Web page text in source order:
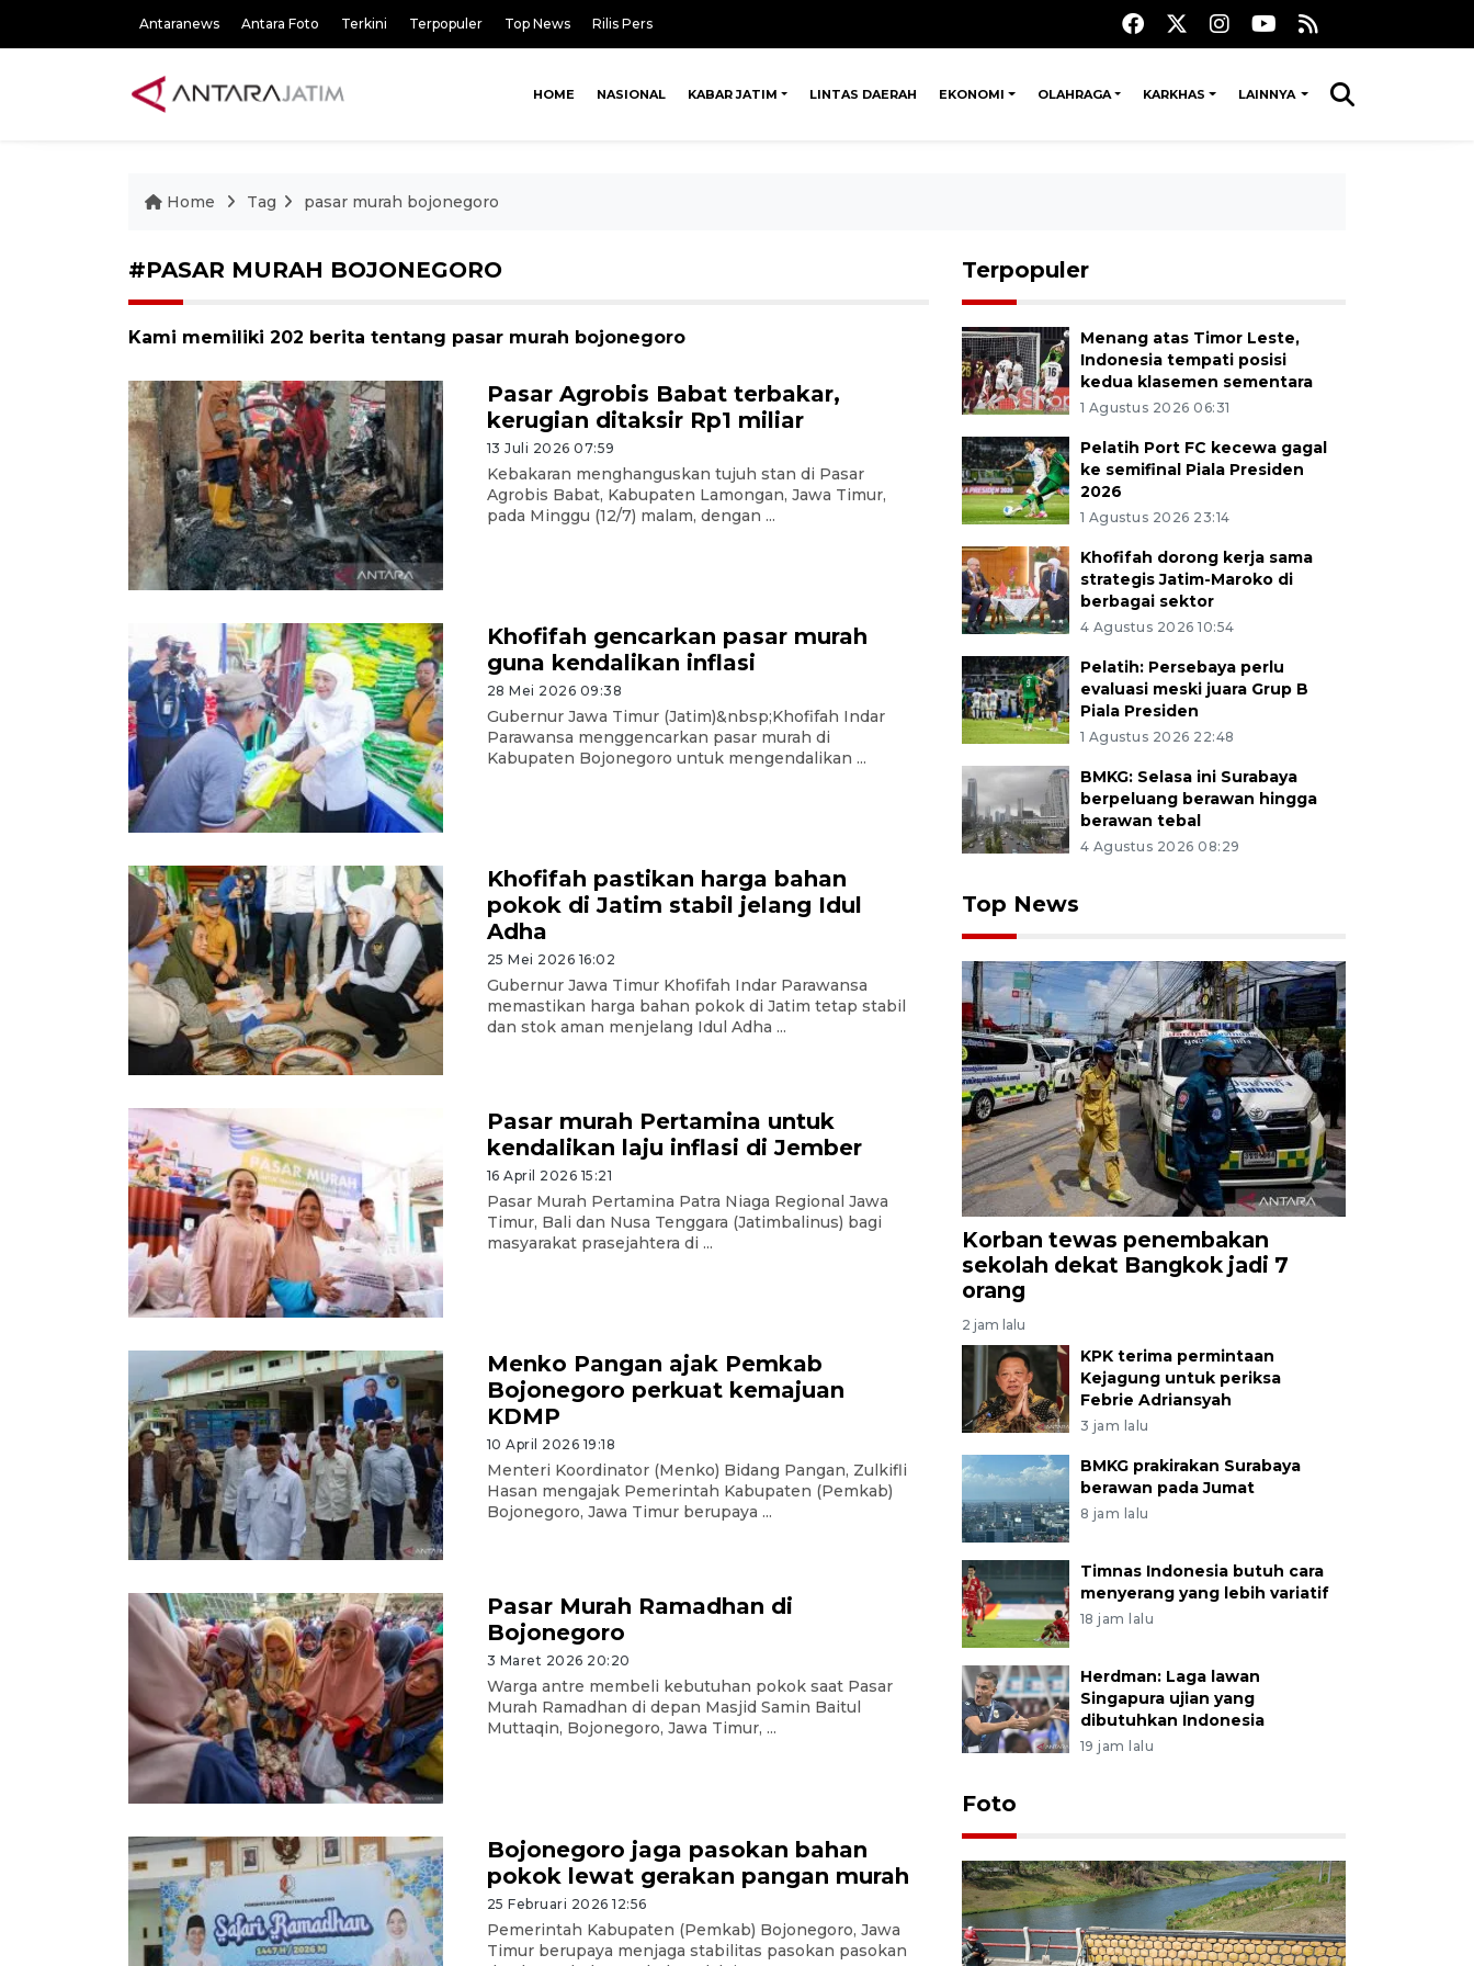
Antaranews Antara Foto Terkini Terpopuler Top News Rilis Pers
HOME NASIONAL KABAR JATIM LINTAS DAERAH EKONOMI OLAHRAGA KARKHAS LAINNYA
Home Tag pasar murah bojonegoro
#PASAR MURAH BOJONEGORO
Kami memiliki 202 berita tentang pasar murah bojonegoro
Pasar Agrobis Babat terbakar,
kerugian ditaksir Rp1 miliar
13 Juli 2026 07:59
Kebakaran menghanguskan tujuh stan di Pasar
Agrobis Babat, Kabupaten Lamongan, Jawa Timur,
pada Minggu (12/7) malam, dengan ...
Khofifah gencarkan pasar murah
guna kendalikan inflasi
28 Mei 2026 09:38
Gubernur Jawa Timur (Jatim)&nbsp;Khofifah Indar
Parawansa menggencarkan pasar murah di
Kabupaten Bojonegoro untuk mengendalikan ...
Khofifah pastikan harga bahan
pokok di Jatim stabil jelang Idul
Adha
25 Mei 2026 16:02
Gubernur Jawa Timur Khofifah Indar Parawansa
memastikan harga bahan pokok di Jatim tetap stabil
dan stok aman menjelang Idul Adha ...
Pasar murah Pertamina untuk
kendalikan laju inflasi di Jember
16 April 2026 15:21
Pasar Murah Pertamina Patra Niaga Regional Jawa
Timur, Bali dan Nusa Tenggara (Jatimbalinus) bagi
masyarakat prasejahtera di ...
Menko Pangan ajak Pemkab
Bojonegoro perkuat kemajuan
KDMP
10 April 2026 19:18
Menteri Koordinator (Menko) Bidang Pangan, Zulkifli
Hasan mengajak Pemerintah Kabupaten (Pemkab)
Bojonegoro, Jawa Timur berupaya ...
Pasar Murah Ramadhan di
Bojonegoro
3 Maret 2026 20:20
Warga antre membeli kebutuhan pokok saat Pasar
Murah Ramadhan di depan Masjid Samin Baitul
Muttaqin, Bojonegoro, Jawa Timur, ...
Bojonegoro jaga pasokan bahan
pokok lewat gerakan pangan murah
25 Februari 2026 12:56
Pemerintah Kabupaten (Pemkab) Bojonegoro, Jawa
Timur berupaya menjaga stabilitas pasokan pasokan
Terpopuler
Menang atas Timor Leste,
Indonesia tempati posisi
kedua klasemen sementara
1 Agustus 2026 06:31
Pelatih Port FC kecewa gagal
ke semifinal Piala Presiden
2026
1 Agustus 2026 23:14
Khofifah dorong kerja sama
strategis Jatim-Maroko di
berbagai sektor
4 Agustus 2026 10:54
Pelatih: Persebaya perlu
evaluasi meski juara Grup B
Piala Presiden
1 Agustus 2026 22:48
BMKG: Selasa ini Surabaya
berpeluang berawan hingga
berawan tebal
4 Agustus 2026 08:29
Top News
Korban tewas penembakan
sekolah dekat Bangkok jadi 7
orang
2 jam lalu
KPK terima permintaan
Kejagung untuk periksa
Febrie Adriansyah
3 jam lalu
BMKG prakirakan Surabaya
berawan pada Jumat
8 jam lalu
Timnas Indonesia butuh cara
menyerang yang lebih variatif
18 jam lalu
Herdman: Laga lawan
Singapura ujian yang
dibutuhkan Indonesia
19 jam lalu
Foto